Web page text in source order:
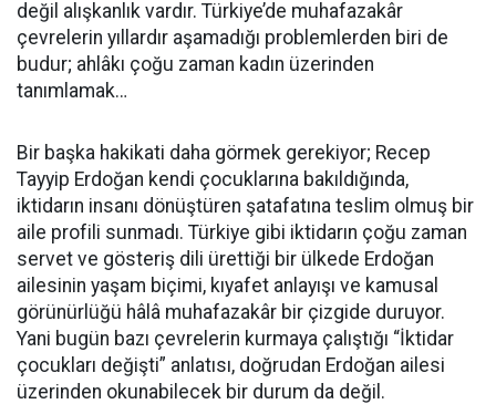
değil alışkanlık vardır. Türkiye’de muhafazakâr
çevrelerin yıllardır aşamadığı problemlerden biri de
budur; ahlâkı çoğu zaman kadın üzerinden
tanımlamak…
Bir başka hakikati daha görmek gerekiyor; Recep
Tayyip Erdoğan kendi çocuklarına bakıldığında,
iktidarın insanı dönüştüren şatafatına teslim olmuş bir
aile profili sunmadı. Türkiye gibi iktidarın çoğu zaman
servet ve gösteriş dili ürettiği bir ülkede Erdoğan
ailesinin yaşam biçimi, kıyafet anlayışı ve kamusal
görünürlüğü hâlâ muhafazakâr bir çizgide duruyor.
Yani bugün bazı çevrelerin kurmaya çalıştığı “İktidar
çocukları değişti” anlatısı, doğrudan Erdoğan ailesi
üzerinden okunabilecek bir durum da değil.